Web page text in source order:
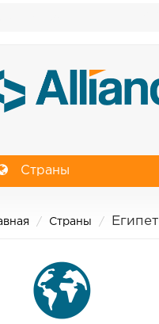
Страны
Страны Египет